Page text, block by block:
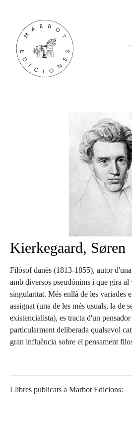
Kierkegaard, Søren
Filòsof danès (1813-1855), autor
amb diversos pseudònims i que gira
singularitat. Més enllà de les variades
assignat (una de les més usuals, la de
existencialista), es tracta d'un
particularment deliberada qualsevol
gran influència sobre el pensament
Llibres publicats a Marbot Edicions: